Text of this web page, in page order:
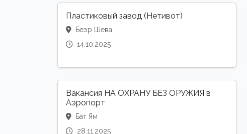
Пластиковый завод (Нетивот)
Беэр Шева
14.10.2025
Вакансия НА ОХРАНУ БЕЗ ОРУЖИЯ в
Аэропорт
Бат Ям
28.11.2025